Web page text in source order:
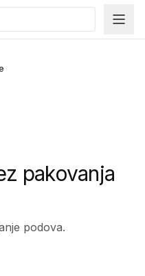
pakovanja
podova.